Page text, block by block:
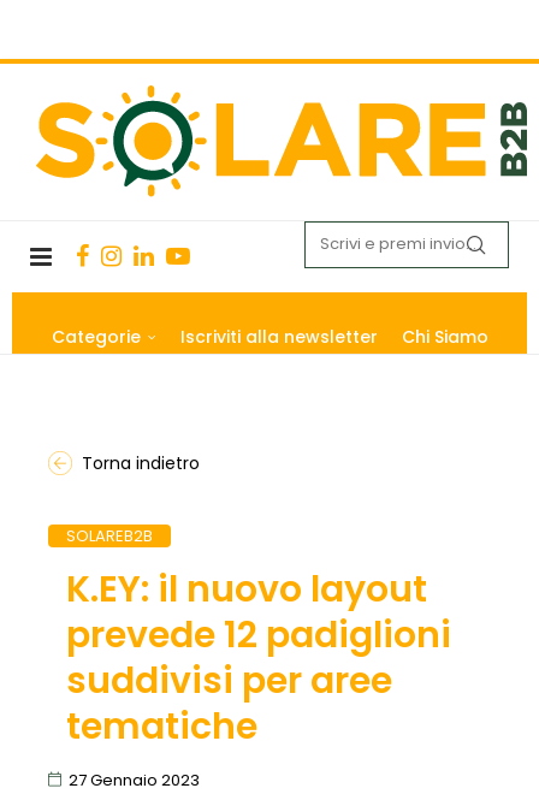
Categorie Iscriviti alla newsletter Chi Siamo
Torna indietro
SOLAREB2B
K.EY: il nuovo layout
prevede 12 padiglioni
suddivisi per aree
tematiche
27 Gennaio 2023